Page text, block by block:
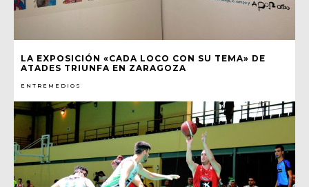
LA EXPOSICIÓN «CADA LOCO CON SU TEMA» DE
ATADES TRIUNFA EN ZARAGOZA
ENTREMEDIOS